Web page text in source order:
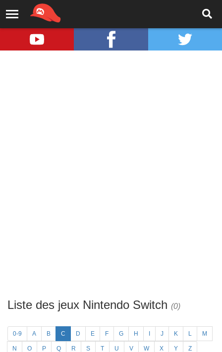
Liste des jeux Nintendo Switch (0)
0-9 A B C D E F G H J K L M
N O P Q R S T U V W X Y Z